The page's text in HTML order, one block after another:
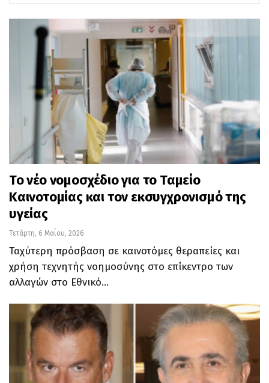
Το νέο νομοσχέδιο για το Ταμείο
Καινοτομίας και τον εκσυγχρονισμό της
υγείας
Τετάρτη, 6 Μαΐου, 2026
Ταχύτερη πρόσβαση σε καινοτόμες θεραπείες και
χρήση τεχνητής νοημοσύνης στο επίκεντρο των
αλλαγών στο Εθνικό…